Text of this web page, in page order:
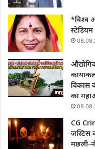
*विश्व
विकास
का
CG
जस्टिस
मछली-